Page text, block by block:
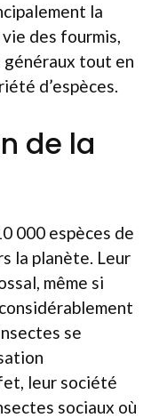
la
des fourmis,
généraux tout en
d’espèces.
de la
000 espèces de
la planète. Leur
même si
se
leur société
sociaux où